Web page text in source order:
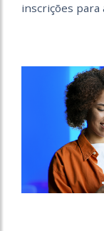
inscrições para